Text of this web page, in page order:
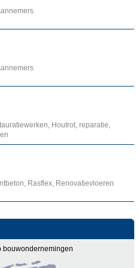
Houtrot, reparatie,
Rasflex, Renovatievloeren
bouwondernemingen